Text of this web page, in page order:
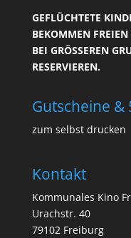
GEFLÜCHTETE
BEKOMMEN
BEI GRÖSSEREN
ESERVIEREN.
Gutscheine &
zum selbst drucken
Kontakt
Kommunales Kino
Urachstr. 40
79102 Freiburg